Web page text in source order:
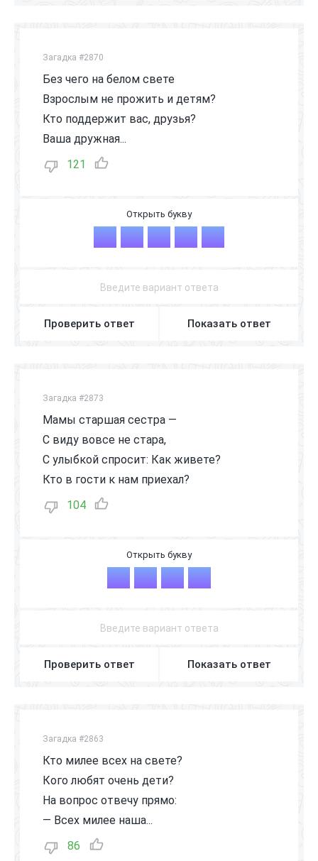
Загадка #2870
Без чего на белом свете
Взрослым не прожить и детям?
Кто поддержит вас, друзья?
Ваша дружная...
121
С Е М Ь Я
Проверить ответ Показать ответ
Загадка #2873
Мамы старшая сестра —
С виду вовсе не стара,
С улыбкой спросит: Как живете?
Кто в гости к нам приехал?
104
Т Ё Т Я
Проверить ответ Показать ответ
Загадка #2863
Кто милее всех на свете?
Кого любят очень дети?
На вопрос отвечу прямо:
— Всех милее наша...
86